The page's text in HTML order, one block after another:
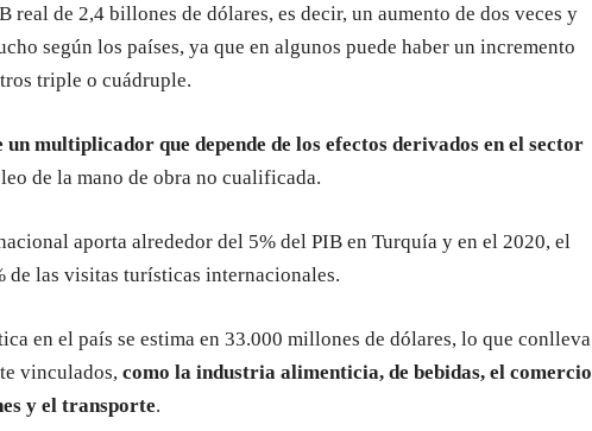
real de 2,4 billones de dólares, es decir, un aumento de dos veces y
según los países, ya que en algunos puede haber un incremento
triple o cuádruple.
un multiplicador que depende de los efectos derivados en el sector
de la mano de obra no cualificada.
aporta alrededor del 5% del PIB en Turquía y en el 2020, el
de las visitas turísticas internacionales.
en el país se estima en 33.000 millones de dólares, lo que conlleva
vinculados, como la industria alimenticia, de bebidas, el comercio
y el transporte.